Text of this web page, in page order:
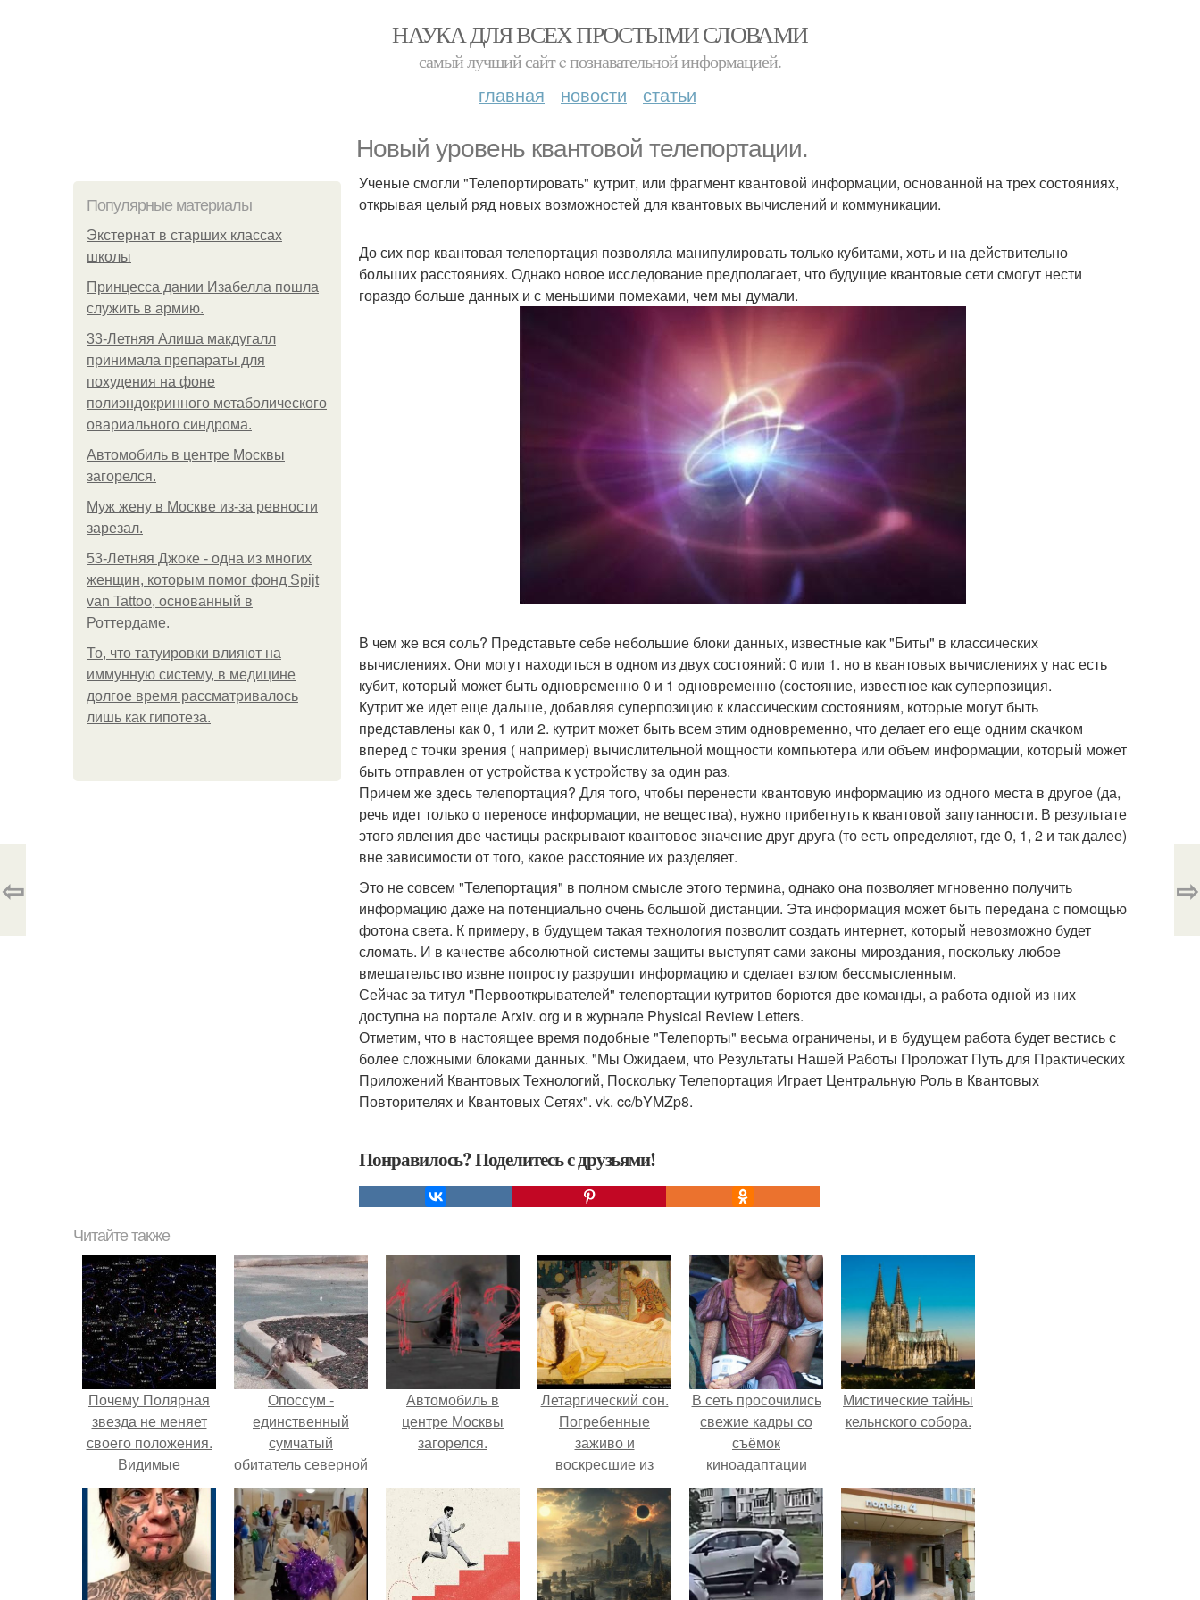
НАУКА ДЛЯ ВСЕХ ПРОСТЫМИ СЛОВАМИ
самый лучший сайт c познавательной информацией.
главная новости статьи
Новый уровень квантовой телепортации.
Популярные материалы
Экстернат в старших классах
школы
Принцесса дании Изабелла пошла
служить в армию.
33-Летняя Алиша макдугалл
принимала препараты для
похудения на фоне
полиэндокринного метаболического
овариального синдрома.
Автомобиль в центре Москвы
загорелся.
Mуж жену в Москве из-за ревности
зарезал.
53-Летняя Джоке - одна из многих
женщин, которым помог фонд Spijt
van Tattoo, основанный в
Роттердаме.
То, что татуировки влияют на
иммунную систему, в медицине
долгое время рассматривалось
лишь как гипотеза.
Ученые смогли "Телепортировать" кутрит, или фрагмент квантовой информации, основанной на трех состояниях,
открывая целый ряд новых возможностей для квантовых вычислений и коммуникации.
До сих пор квантовая телепортация позволяла манипулировать только кубитами, хоть и на действительно
больших расстояниях. Однако новое исследование предполагает, что будущие квантовые сети смогут нести
гораздо больше данных и с меньшими помехами, чем мы думали.
В чем же вся соль? Представьте себе небольшие блоки данных, известные как "Биты" в классических
вычислениях. Они могут находиться в одном из двух состояний: 0 или 1. но в квантовых вычислениях у нас есть
кубит, который может быть одновременно 0 и 1 одновременно (состояние, известное как суперпозиция.
Кутрит же идет еще дальше, добавляя суперпозицию к классическим состояниям, которые могут быть
представлены как 0, 1 или 2. кутрит может быть всем этим одновременно, что делает его еще одним скачком
вперед с точки зрения ( например) вычислительной мощности компьютера или объем информации, который может
быть отправлен от устройства к устройству за один раз.
Причем же здесь телепортация? Для того, чтобы перенести квантовую информацию из одного места в другое (да,
речь идет только о переносе информации, не вещества), нужно прибегнуть к квантовой запутанности. В результате
этого явления две частицы раскрывают квантовое значение друг друга (то есть определяют, где 0, 1, 2 и так далее)
вне зависимости от того, какое расстояние их разделяет.
Это не совсем "Телепортация" в полном смысле этого термина, однако она позволяет мгновенно получить
информацию даже на потенциально очень большой дистанции. Эта информация может быть передана с помощью
фотона света. К примеру, в будущем такая технология позволит создать интернет, который невозможно будет
сломать. И в качестве абсолютной системы защиты выступят сами законы мироздания, поскольку любое
вмешательство извне попросту разрушит информацию и сделает взлом бессмысленным.
Сейчас за титул "Первооткрывателей" телепортации кутритов борются две команды, а работа одной из них
доступна на портале Arxiv. org и в журнале Physical Review Letters.
Отметим, что в настоящее время подобные "Телепорты" весьма ограничены, и в будущем работа будет вестись с
более сложными блоками данных. "Мы Ожидаем, что Результаты Нашей Работы Проложат Путь для Практических
Приложений Квантовых Технологий, Поскольку Телепортация Играет Центральную Роль в Квантовых
Повторителях и Квантовых Сетях". vk. cc/bYMZp8.
Понравилось? Поделитесь с друзьями!
⇦ ⇨
Читайте также
Почему Полярная
звезда не меняет
своего положения.
Видимые
положения светил.
Опоссум -
единственный
сумчатый
обитатель северной
америки.
Автомобиль в
центре Москвы
загорелся.
Летаргический сон.
Погребенные
заживо и
воскресшие из
мертвых.
В сеть просочились
свежие кадры со
съёмок
киноадаптации
"Рапунцель", и всё
внимание
моментально
оказалось
приковано к Тиган
крофт.
Мистические тайны
кельнского собора.